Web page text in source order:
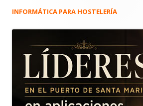
Barra
principal
INFORMÁTICA PARA HOSTELERÍA